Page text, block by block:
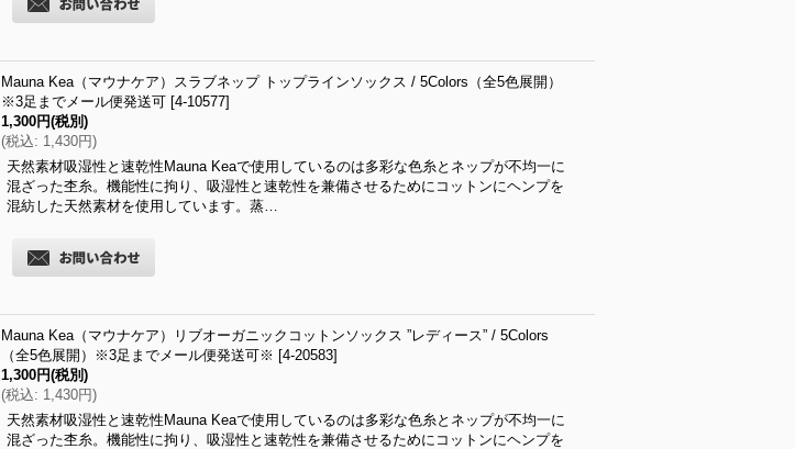
Mauna Kea（マウナケア）スラブネップ トップラインソックス / 5Colors（全5色展開）
※3足までメール便発送可 [4-10577]
1,300円(税別)
(税込: 1,430円)
天然素材吸湿性と速乾性Mauna Keaで使用しているのは多彩な色糸とネップが不均一に
混ざった杢糸。機能性に拘り、吸湿性と速乾性を兼備させるためにコットンにヘンプを
混紡した天然素材を使用しています。蒸…
Mauna Kea（マウナケア）リブオーガニックコットンソックス ”レディース” / 5Colors
（全5色展開）※3足までメール便発送可※ [4-20583]
1,300円(税別)
(税込: 1,430円)
天然素材吸湿性と速乾性Mauna Keaで使用しているのは多彩な色糸とネップが不均一に
混ざった杢糸。機能性に拘り、吸湿性と速乾性を兼備させるためにコットンにヘンプを